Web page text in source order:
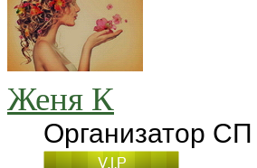
Женя К
Организатор СП